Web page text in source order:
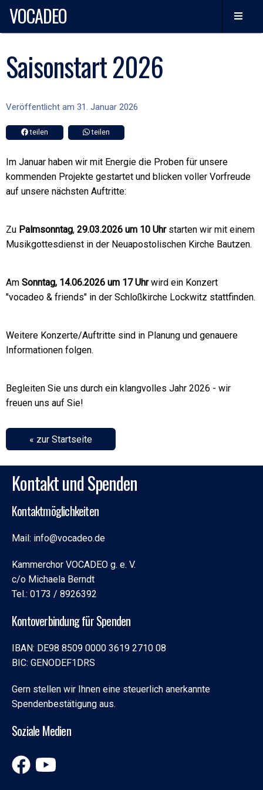
VOCADEO
Saisonstart 2026
Veröffentlicht am 31. Januar 2026
teilen teilen
Im Januar haben wir mit Energie die Proben für unsere
kommenden Projekte gestartet und blicken voller Vorfreude
auf unsere nächsten Auftritte:
Zu Palmsonntag, 29.03.2026 um 10 Uhrstarten wir mit einem
Musikgottesdienst in der Neuapostolischen Kirche Bautzen.
Am Sonntag, 14.06.2026 um 17 Uhrwird ein Konzert
"vocadeo & friends" in der Schloßkirche Lockwitz stattfinden.
Weitere Konzerte/Auftritte sind in Planung und genauere
Informationen folgen.
Begleiten Sie uns durch ein klangvolles Jahr 2026 - wir
freuen uns auf Sie!
« zur Startseite
Kontakt und Spenden
Kontaktmöglichkeiten
Mail: info@vocadeo.de
Kammerchor VOCADEO g. e. V.
c/o Michaela Berndt
Tel.: 0173 / 8926392
Kontoverbindung für Spenden
IBAN: DE98 8509 0000 3619 2710 08
BIC: GENODEF1DRS
Gern stellen wir Ihnen eine steuerlich anerkannte
Spendenbestätigung aus.
Soziale Medien